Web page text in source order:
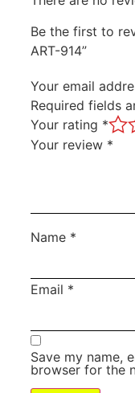
Be the first to
ART-914”
Your email
Required fields
Your rating *
Your review *
Name *
Email *
Save my name,
browser for the